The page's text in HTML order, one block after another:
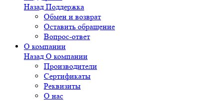
Назад Поддержка
Обмен и возврат
Оставить обращение
Вопрос-ответ
О компании
Назад О компании
Производители
Сертификаты
Реквизиты
О нас